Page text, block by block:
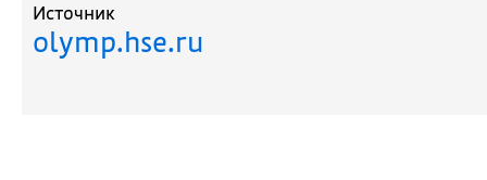
Источник
olymp.hse.ru